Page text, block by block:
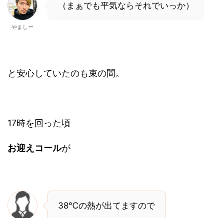
やましー
（まぁでも平気ならそれでいっか）
と安心していたのも束の間。
17時を回った頃
お迎えコールが
38℃の熱が出てますので